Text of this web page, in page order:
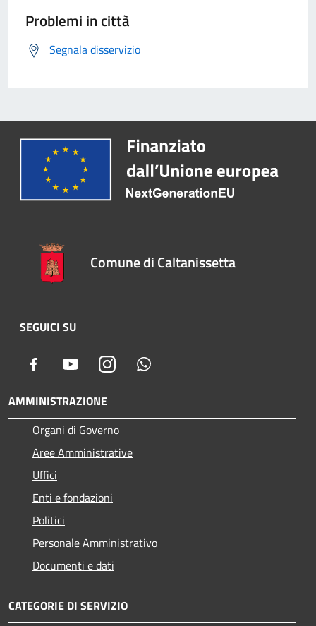
Problemi in città
Segnala disservizio
Comune di Caltanissetta
SEGUICI SU
Facebook YoutubeInstagram
AMMINISTRAZIONE
Organi di Governo
Aree Amministrative
Uffici
Enti e fondazioni
Politici
Personale Amministrativo
Documenti e dati
CATEGORIE DI SERVIZIO